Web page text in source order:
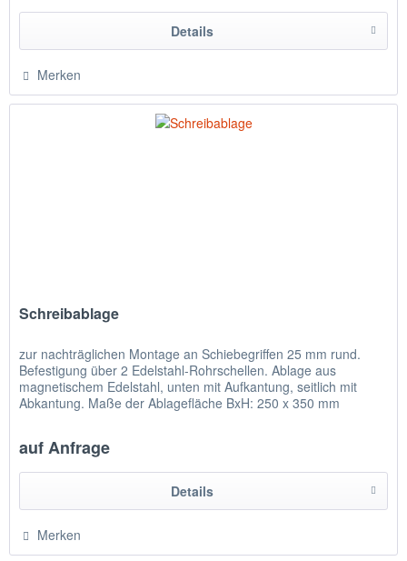
Details
Merken
Schreibablage
zur nachträglichen Montage an Schiebegriffen 25 mm rund.
Befestigung über 2 Edelstahl-Rohrschellen. Ablage aus
magnetischem Edelstahl, unten mit Aufkantung, seitlich mit
Abkantung. Maße der Ablagefläche BxH: 250 x 350 mm
auf Anfrage
Details
Merken